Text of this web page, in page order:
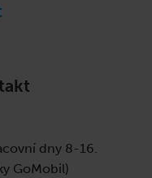
dny 8-16.
GoMobil)